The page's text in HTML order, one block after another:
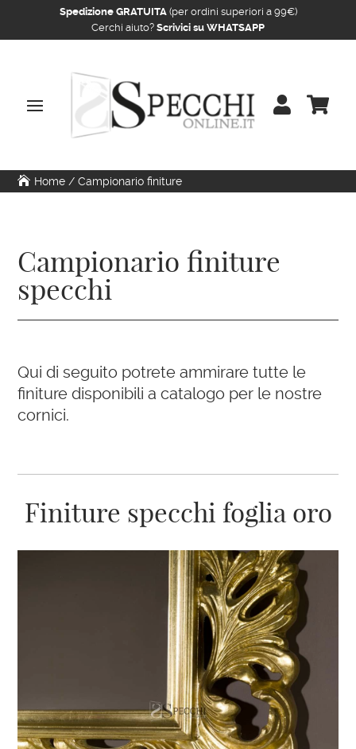
Spedizione GRATUITA(per ordini superiori a 99€)
Cerchi aiuto? Scrivici su WHATSAPP
 
Home /Campionario finiture
Campionario finiture
specchi
Qui di seguito potrete ammirare tutte le
finiture disponibili a catalogo per le nostre
cornici.
Finiture specchi foglia oro